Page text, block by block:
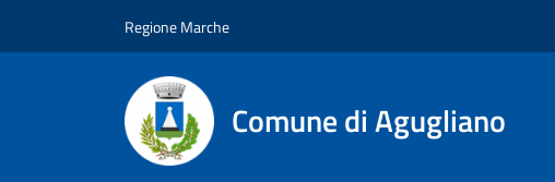
Regione Marche
Comune di Agugliano